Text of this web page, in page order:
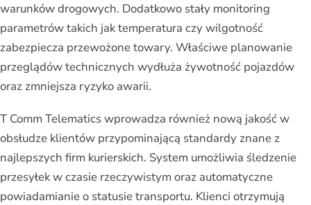
warunków drogowych. Dodatkowo stały monitoring
parametrów takich jak temperatura czy wilgotność
zabezpiecza przewożone towary. Właściwe planowanie
przeglądów technicznych wydłuża żywotność pojazdów
oraz zmniejsza ryzyko awarii.
T Comm Telematics wprowadza również nową jakość w
obsłudze klientów przypominającą standardy znane z
najlepszych firm kurierskich. System umożliwia śledzenie
przesyłek w czasie rzeczywistym oraz automatyczne
powiadamianie o statusie transportu. Klienci otrzymują